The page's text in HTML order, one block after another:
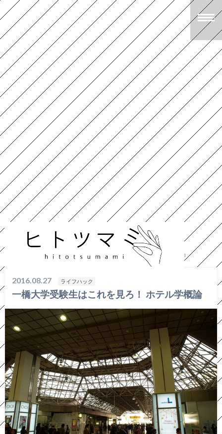
ライフハック 一橋大学受験生はこれを見ろ！ ホテル学概論
2016.08.27 ライフハック
一橋大学受験生はこれを見ろ！ ホテル学概論